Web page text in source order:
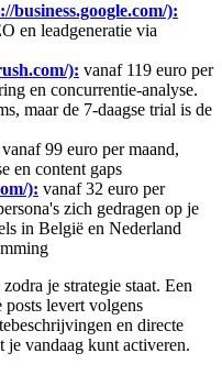
business.google.com/):
en leadgeneratie via
): vanaf 119 euro per
en concurrentie-analyse.
maar de 7-daagse trial is de
vanaf 99 euro per maand,
en content gaps
): vanaf 32 euro per
zich gedragen op je
in België en Nederland
je strategie staat. Een
levert volgens
en directe
je vandaag kunt activeren.